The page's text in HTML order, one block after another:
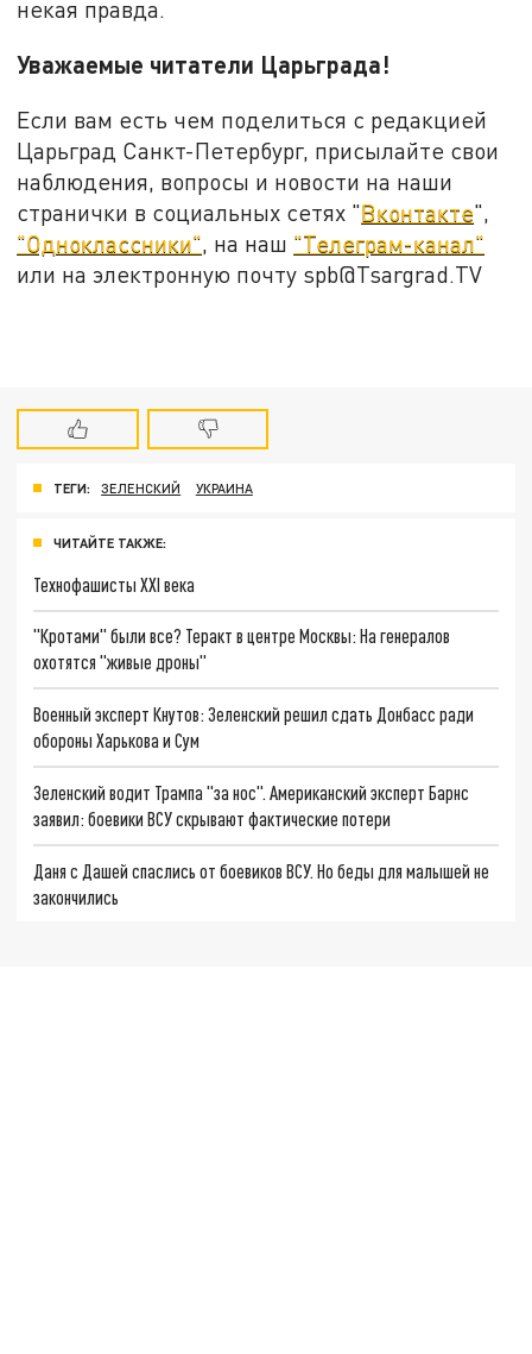
некая правда.
Уважаемые читатели Царьграда!
Если вам есть чем поделиться с редакцией
Царьград Санкт-Петербург, присылайте свои
наблюдения, вопросы и новости на наши
странички в социальных сетях "Вконтакте",
"Одноклассники", на наш "Телеграм-канал"
или на электронную почту spb@Tsargrad.TV
ТЕГИ: ЗЕЛЕНСКИЙ УКРАИНА
ЧИТАЙТЕ ТАКЖЕ:
Технофашисты XXI века
"Кротами" были все? Теракт в центре Москвы: На генералов
охотятся "живые дроны"
Военный эксперт Кнутов: Зеленский решил сдать Донбасс ради
обороны Харькова и Сум
Зеленский водит Трампа "за нос". Американский эксперт Барнс
заявил: боевики ВСУ скрывают фактические потери
Даня с Дашей спаслись от боевиков ВСУ. Но беды для малышей не
закончились